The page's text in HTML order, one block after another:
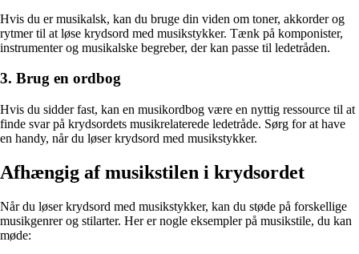
Hvis du er musikalsk, kan du bruge din viden om toner, akkorder og
rytmer til at løse krydsord med musikstykker. Tænk på komponister,
instrumenter og musikalske begreber, der kan passe til ledetråden.
3. Brug en ordbog
Hvis du sidder fast, kan en musikordbog være en nyttig ressource til at
finde svar på krydsordets musikrelaterede ledetråde. Sørg for at have
en handy, når du løser krydsord med musikstykker.
Afhængig af musikstilen i krydsordet
Når du løser krydsord med musikstykker, kan du støde på forskellige
musikgenrer og stilarter. Her er nogle eksempler på musikstile, du kan
møde: